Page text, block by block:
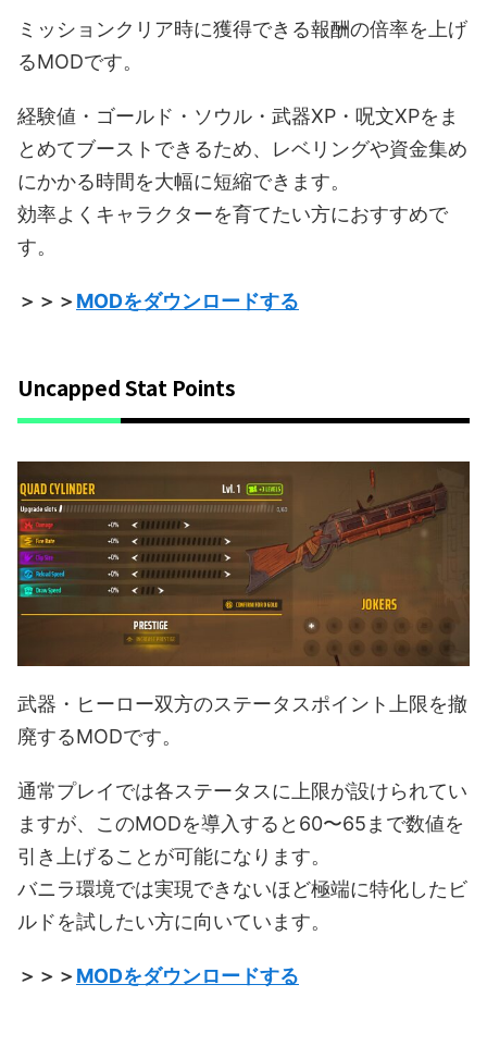
ミッションクリア時に獲得できる報酬の倍率を上げ
るMODです。
経験値・ゴールド・ソウル・武器XP・呪文XPをま
とめてブーストできるため、レベリングや資金集め
にかかる時間を大幅に短縮できます。
効率よくキャラクターを育てたい方におすすめで
す。
＞＞＞MODをダウンロードする
Uncapped Stat Points
武器・ヒーロー双方のステータスポイント上限を撤
廃するMODです。
通常プレイでは各ステータスに上限が設けられてい
ますが、このMODを導入すると60〜65まで数値を
引き上げることが可能になります。
バニラ環境では実現できないほど極端に特化したビ
ルドを試したい方に向いています。
＞＞＞MODをダウンロードする